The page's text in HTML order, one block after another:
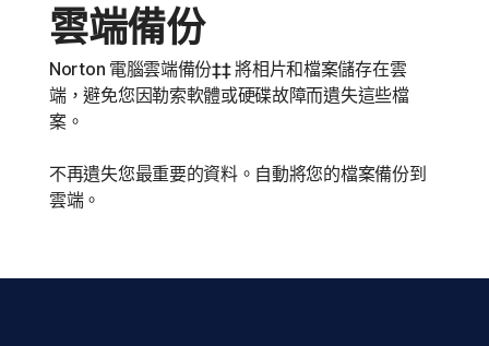
雲端備份
Norton 電腦雲端備份‡‡ 將相片和檔案儲存在雲
端，避免您因勒索軟體或硬碟故障而遺失這些檔
案。
不再遺失您最重要的資料。自動將您的檔案備份到
雲端。